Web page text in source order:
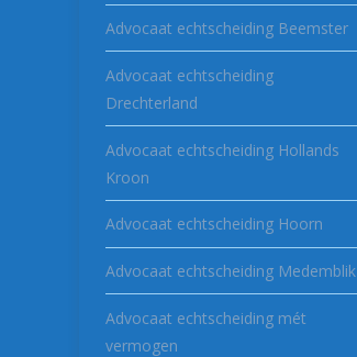
Advocaat echtscheiding Beemster
Advocaat echtscheiding
Drechterland
Advocaat echtscheiding Hollands
Kroon
Advocaat echtscheiding Hoorn
Advocaat echtscheiding Medemblik
Advocaat echtscheiding mét
vermogen